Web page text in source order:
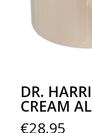
DR.
CREAM
€28.95